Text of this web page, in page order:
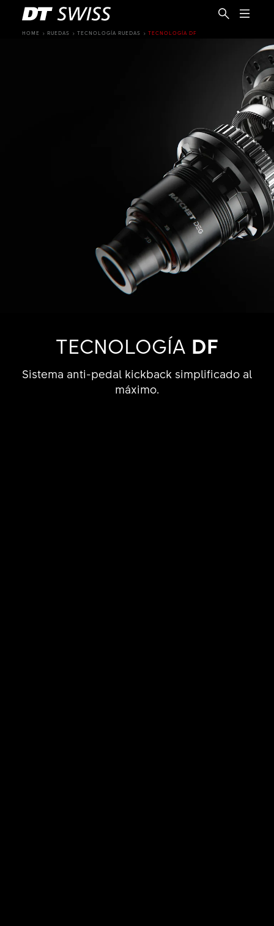
HOME RUEDAS TECNOLOGÍA RUEDAS TECNOLOGÍA DF
TECNOLOGÍA DF
Sistema anti-pedal kickback simplificado al
máximo.